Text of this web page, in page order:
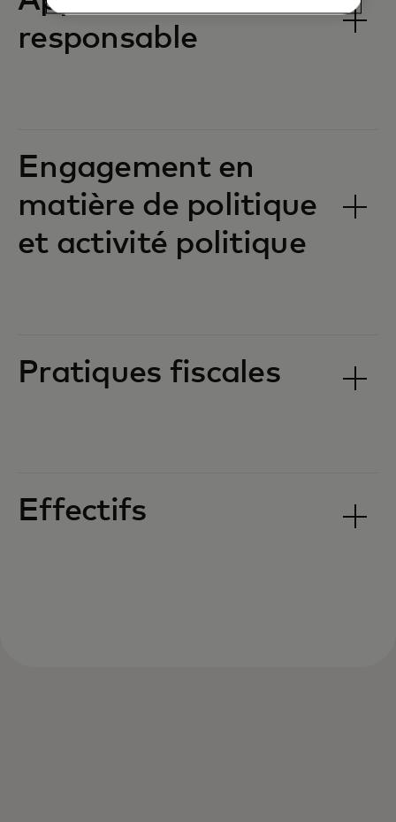
responsable
Engagement en
matière de politique
et activité politique
Pratiques fiscales
Effectifs